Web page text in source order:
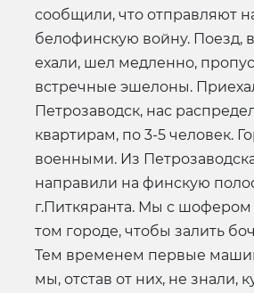
сообщили, что отправляют
белофинскую войну. Поезд,
ехали, шел медленно,
встречные эшелоны.
Петрозаводск, нас
квартирам, по 3-5 человек.
военными. Из
направили на финскую
г.Питкяранта. Мы с шофером
том городе, чтобы залить
Тем временем первые
мы, отстав от них, не знали,